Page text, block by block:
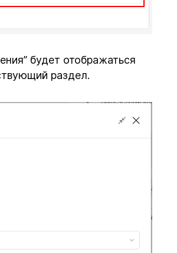
будет отображаться
раздел.